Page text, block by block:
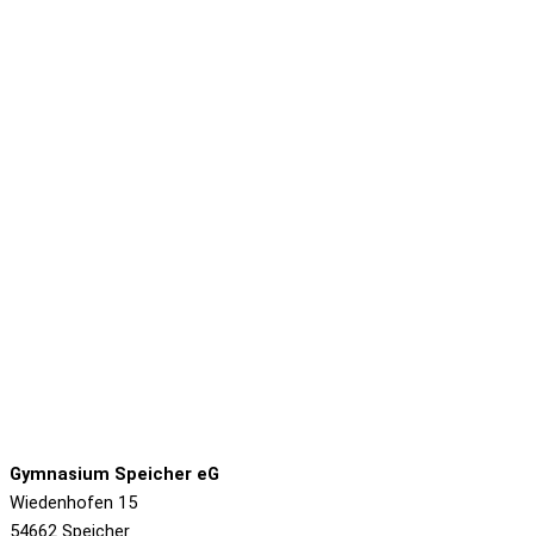
Gymnasium Speicher eG
Wiedenhofen 15
54662 Speicher